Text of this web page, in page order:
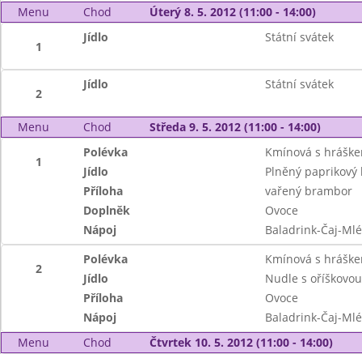
Menu Chod Úterý 8. 5. 2012 (11:00 - 14:00)
1
Jídlo Státní svátek
2
Jídlo Státní svátek
Menu Chod Středa 9. 5. 2012 (11:00 - 14:00)
1
Polévka
Kmínová s
Jídlo
Plněný paprikový
Příloha
vařený brambor
Doplněk
Ovoce
Nápoj
Baladrink-Čaj-
2
Polévka
Kmínová s
Jídlo
Nudle s
Příloha
Ovoce
Nápoj
Baladrink-Čaj-
Menu
Chod Čtvrtek 10. 5. 2012 (11:00 - 14:00)